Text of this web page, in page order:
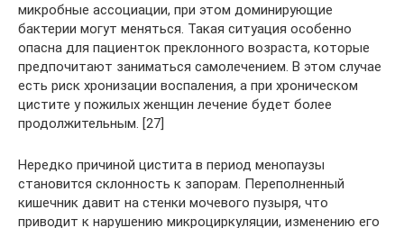
микробные ассоциации, при этом доминирующие
бактерии могут меняться. Такая ситуация особенно
опасна для пациенток преклонного возраста, которые
предпочитают заниматься самолечением. В этом случае
есть риск хронизации воспаления, а при хроническом
цистите у пожилых женщин лечение будет более
продолжительным. [27]
Нередко причиной цистита в период менопаузы
становится склонность к запорам. Переполненный
кишечник давит на стенки мочевого пузыря, что
приводит к нарушению микроциркуляции, изменению его